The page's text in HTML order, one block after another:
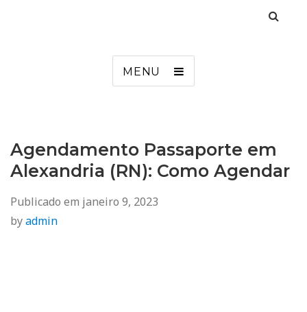
MENU
Agendamento Passaporte em
Alexandria (RN): Como Agendar
Publicado em janeiro 9, 2023
byadmin